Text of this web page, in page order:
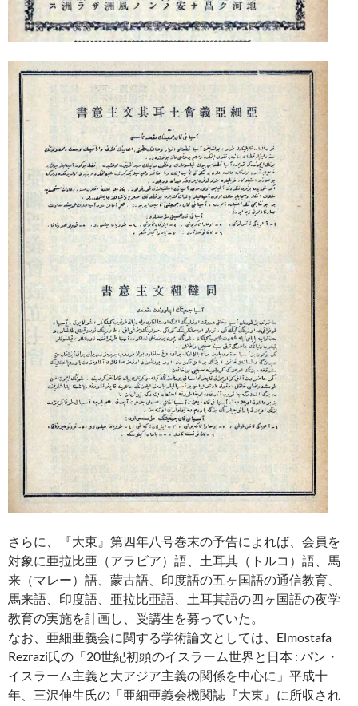
さらに、『大東』第四年八号巻末の予告によれば、会員を
対象に亜拉比亜（アラビア）語、土耳其（トルコ）語、馬
来（マレー）語、蒙古語、印度語の五ヶ国語の通信教育、
馬来語、印度語、亜拉比亜語、土耳其語の四ヶ国語の夜学
教育の実施を計画し、受講生を募っていた。
なお、亜細亜義会に関する学術論文としては、Elmostafa
Rezrazi氏の「20世紀初頭のイスラーム世界と日本 : パン・
イスラーム主義と大アジア主義の関係を中心に」平成十
年、三沢伸生氏の「亜細亜義会機関誌『大東』に所収され